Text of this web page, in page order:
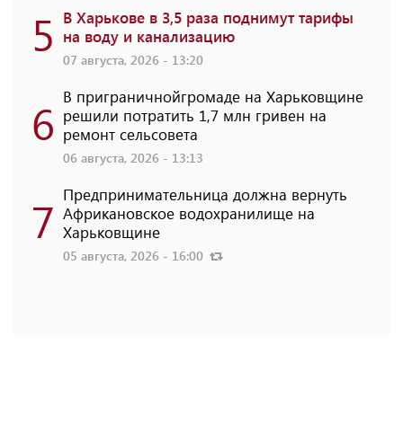
5 В Харькове в 3,5 раза поднимут тарифы
на воду и канализацию
07 августа, 2026 - 13:20
6 В приграничнойгромаде на Харьковщине
решили потратить 1,7 млн ​​гривен на
ремонт сельсовета
06 августа, 2026 - 13:13
7 Предпринимательница должна вернуть
Африкановское водохранилище на
Харьковщине
05 августа, 2026 - 16:00